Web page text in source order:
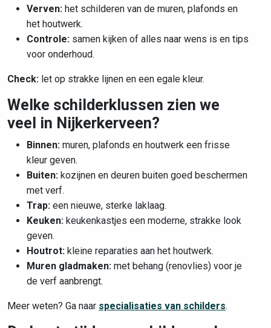
Verven: het schilderen van de muren, plafonds en
het houtwerk.
Controle: samen kijken of alles naar wens is en tips
voor onderhoud.
Check: let op strakke lijnen en een egale kleur.
Welke schilderklussen zien we
veel in Nijkerkerveen?
Binnen: muren, plafonds en houtwerk een frisse
kleur geven.
Buiten: kozijnen en deuren buiten goed beschermen
met verf.
Trap: een nieuwe, sterke laklaag.
Keuken: keukenkastjes een moderne, strakke look
geven.
Houtrot: kleine reparaties aan het houtwerk.
Muren gladmaken: met behang (renovlies) voor je
de verf aanbrengt.
Meer weten? Ga naar specialisaties van schilders.